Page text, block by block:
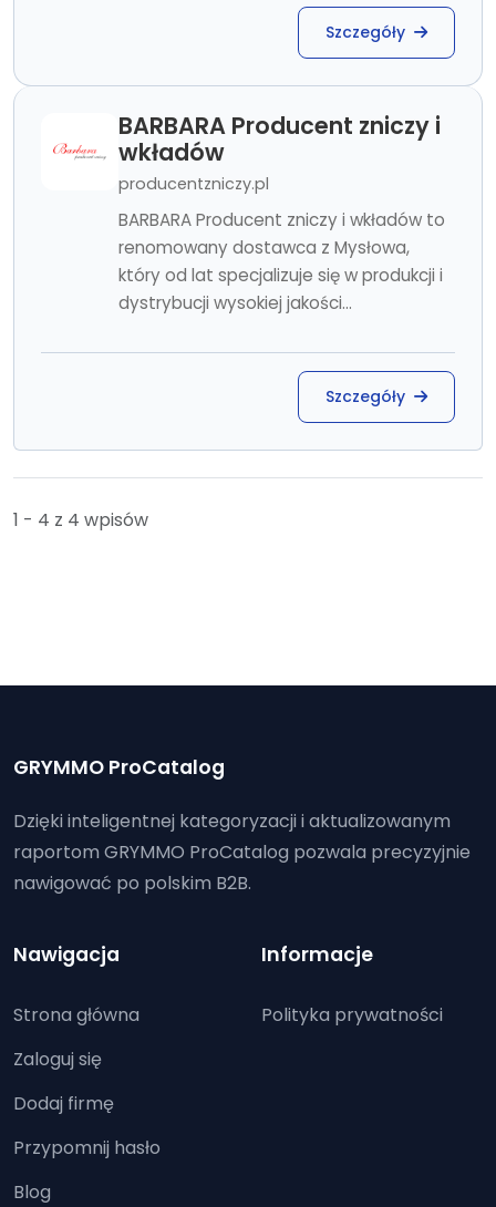
Szczegóły
BARBARA Producent zniczy i
wkładów
producentzniczy.pl
BARBARA Producent zniczy i wkładów to
renomowany dostawca z Mysłowa,
który od lat specjalizuje się w produkcji i
dystrybucji wysokiej jakości...
Szczegóły
1 - 4 z 4 wpisów
GRYMMO ProCatalog
Dzięki inteligentnej kategoryzacji i aktualizowanym
raportom GRYMMO ProCatalog pozwala precyzyjnie
nawigować po polskim B2B.
Nawigacja
Strona główna
Zaloguj się
Dodaj firmę
Przypomnij hasło
Blog
Informacje
Polityka prywatności